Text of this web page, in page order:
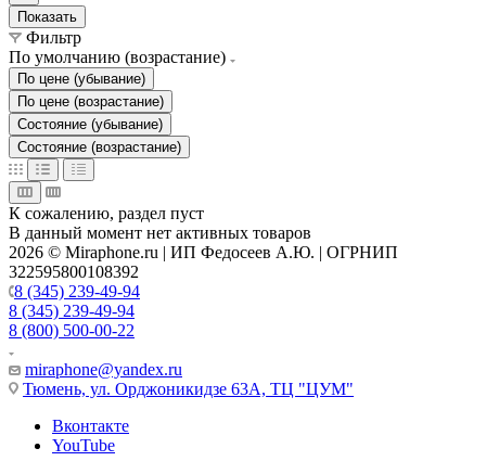
Показать
Фильтр
По умолчанию (возрастание)
По цене (убывание)
По цене (возрастание)
Состояние (убывание)
Состояние (возрастание)
К сожалению, раздел пуст
В данный момент нет активных товаров
2026 © Miraphone.ru | ИП Федосеев А.Ю. | ОГРНИП
322595800108392
8 (345) 239-49-94
8 (345) 239-49-94
8 (800) 500-00-22
miraphone@yandex.ru
Тюмень, ул. Орджоникидзе 63А, ТЦ "ЦУМ"
Вконтакте
YouTube